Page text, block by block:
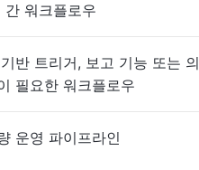
간 워크플로우
반 트리거, 보고 기능 또는 의
필요한 워크플로우
운영 파이프라인